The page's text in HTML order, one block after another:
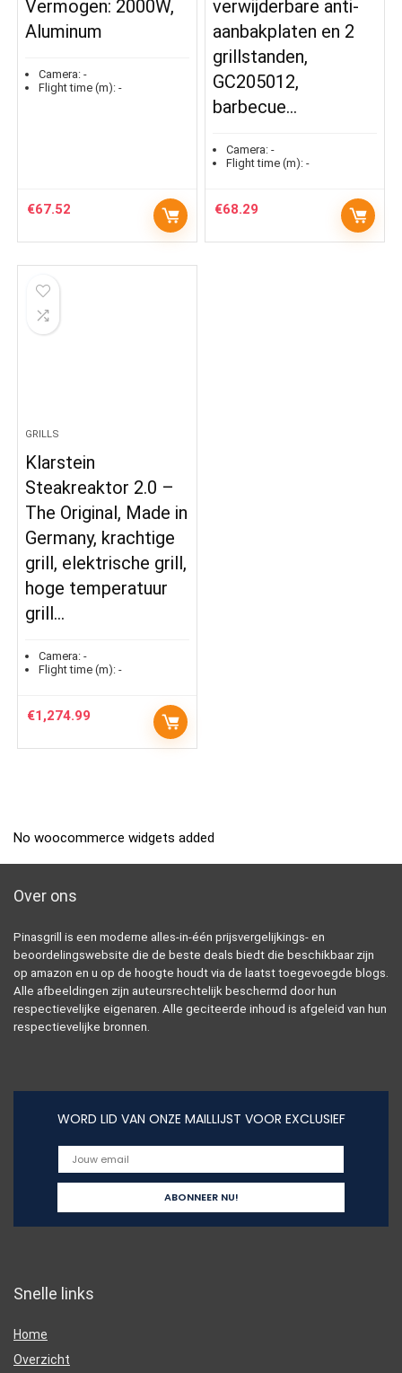
Vermogen: 2000W,
Aluminum
Camera: -
Flight time (m): -
€67.52
verwijderbare anti-
aanbakplaten en 2
grillstanden,
GC205012,
barbecue…
Camera: -
Flight time (m): -
€68.29
GRILLS
Klarstein
Steakreaktor 2.0 –
The Original, Made in
Germany, krachtige
grill, elektrische grill,
hoge temperatuur
grill…
Camera: -
Flight time (m): -
€1,274.99
No woocommerce widgets added
Over ons
Pinasgrill is een moderne alles-in-één prijsvergelijkings- en
beoordelingswebsite die de beste deals biedt die beschikbaar zijn
op amazon en u op de hoogte houdt via de laatst toegevoegde blogs.
Alle afbeeldingen zijn auteursrechtelijk beschermd door hun
respectievelijke eigenaren. Alle geciteerde inhoud is afgeleid van hun
respectievelijke bronnen.
WORD LID VAN ONZE MAILLIJST VOOR EXCLUSIEF
Snelle links
Home
Overzicht